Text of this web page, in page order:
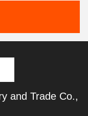
and Trade Co.,